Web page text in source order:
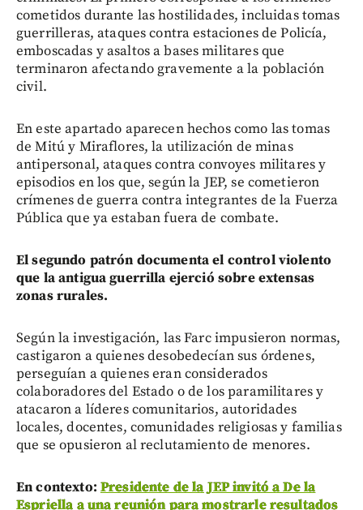
cometidos durante las hostilidades, incluidas tomas
guerrilleras, ataques contra estaciones de Policía,
emboscadas y asaltos a bases militares que
terminaron afectando gravemente a la población
civil.
En este apartado aparecen hechos como las tomas
de Mitú y Miraflores, la utilización de minas
antipersonal, ataques contra convoyes militares y
episodios en los que, según la JEP, se cometieron
crímenes de guerra contra integrantes de la Fuerza
Pública que ya estaban fuera de combate.
El segundo patrón documenta el control violento
que la antigua guerrilla ejerció sobre extensas
zonas rurales.
Según la investigación, las Farc impusieron normas,
castigaron a quienes desobedecían sus órdenes,
perseguían a quienes eran considerados
colaboradores del Estado o de los paramilitares y
atacaron a líderes comunitarios, autoridades
locales, docentes, comunidades religiosas y familias
que se opusieron al reclutamiento de menores.
En contexto: Presidente de la JEP invitó a De la
Espriella a una reunión para mostrarle resultados